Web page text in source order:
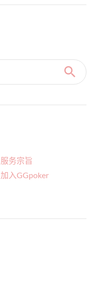
服务宗旨
加入GGpoker